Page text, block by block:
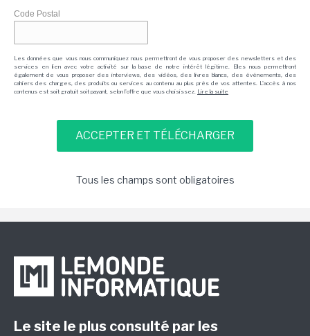
Code Postal
Les données que vous nous communiquez nous permettront de vous proposer des newsletters et des
services en lien avec votre activité sur la base de notre intérêt légitime. Elles nous permettront
également de vous proposer des interviews, des vidéos, des livres blancs, des événements, des
cahiers des charges, des produits ou services au contenu au plus près de vos attentes. L'accès à nos
contenus est soit gratuit soit payant, selon l'offre que vous choisissez. Lire la suite
Tous les champs sont obligatoires
Le site le plus consulté par les